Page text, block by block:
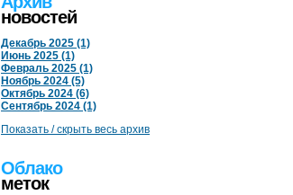
новостей
Декабрь 2025 (1)
Июнь 2025 (1)
Февраль 2025 (1)
Ноябрь 2024 (5)
Октябрь 2024 (6)
Сентябрь 2024 (1)
Показать / скрыть весь архив
Облако
меток